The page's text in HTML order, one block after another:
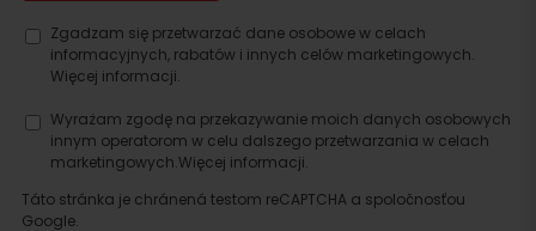
Szukaj
noclegu
Zgadzam się przetwarzać dane osobowe w celach
informacyjnych, rabatów i innych celów marketingowych.
Więcej informacji.
Wyrażam zgodę na przekazywanie moich danych osobowych
innym operatorom w celu dalszego przetwarzania w celach
marketingowych.Więcej informacji.
Táto stránka je chránená testom reCAPTCHA a spoločnosťou
Google.